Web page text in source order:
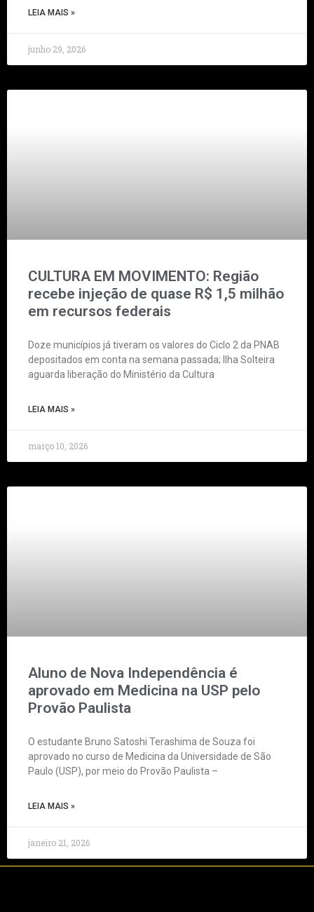
LEIA MAIS »
junho 29, 2026
CULTURA EM MOVIMENTO: Região
recebe injeção de quase R$ 1,5 milhão
em recursos federais
Doze municípios já tiveram os valores do Ciclo 2 da PNAB
depositados em conta na semana passada; Ilha Solteira
aguarda liberação do Ministério da Cultura
LEIA MAIS »
março 10, 2026
Aluno de Nova Independência é
aprovado em Medicina na USP pelo
Provão Paulista
O estudante Bruno Satoshi Terashima de Souza foi
aprovado no curso de Medicina da Universidade de São
Paulo (USP), por meio do Provão Paulista –
LEIA MAIS »
janeiro 21, 2026